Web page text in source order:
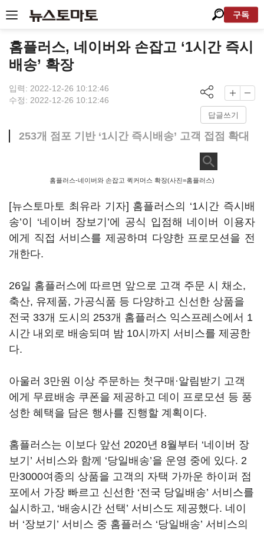
구독
홈플러스, 네이버와 손잡고 ‘1시간 즉시
배송’ 확장
입력: 2022-12-26 10:12:46
수정: 2022-12-26 10:12:46
답글쓰기
253개 점포 기반 ‘1시간 즉시배송’ 고객 접점 확대
홈플러스-네이버와 손잡고 퀵커머스 확장(사진=홈플러스)
[뉴스토마토 최유라 기자] 홈플러스의 ‘1시간 즉시배
송’이 ‘네이버 장보기’에 공식 입점해 네이버 이용자
에게 직접 서비스를 제공하며 다양한 프로모션을 전
개한다.
26일 홈플러스에 따르면 앞으로 고객 주문 시 채소,
축산, 유제품, 가공식품 등 다양하고 신선한 상품을
전국 33개 도시의 253개 홈플러스 익스프레스에서 1
시간 내외로 배송되며 밤 10시까지 서비스를 제공한
다.
아울러 3만원 이상 주문하는 첫구매·알림받기 고객
에게 무료배송 쿠폰을 제공하고 데이 프로모션 등 풍
성한 혜택을 담은 행사를 진행할 계획이다.
홈플러스는 이보다 앞선 2020년 8월부터 ‘네이버 장
보기’ 서비스와 함께 ‘당일배송’을 운영 중에 있다. 2
만3000여종의 상품을 고객의 자택 가까운 하이퍼 점
포에서 가장 빠르고 신선한 ‘전국 당일배송’ 서비스를
실시하고, ‘배송시간 선택’ 서비스도 제공했다. 네이
버 ‘장보기’ 서비스 중 홈플러스 ‘당일배송’ 서비스의